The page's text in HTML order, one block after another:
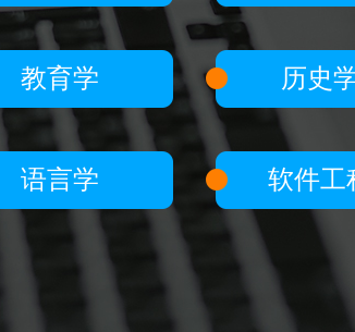
教育学 历史
语言学 软件工